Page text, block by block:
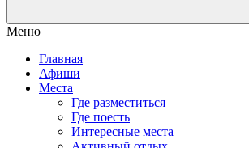
Меню
Главная
Афиши
Места
Где разместиться
Где поесть
Интересные места